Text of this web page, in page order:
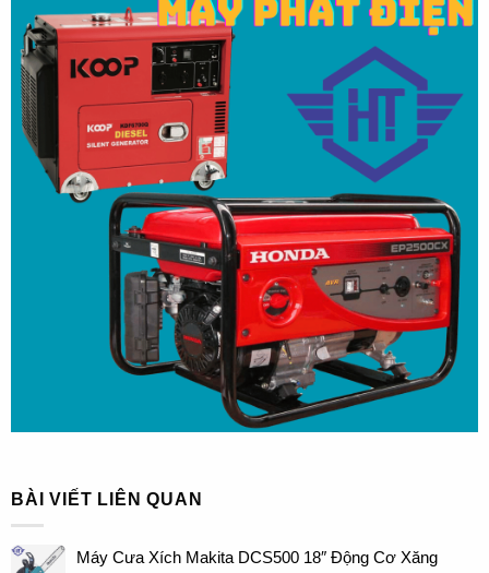
BÀI VIẾT LIÊN QUAN
Máy Cưa Xích Makita DCS500 18″ Động Cơ Xăng